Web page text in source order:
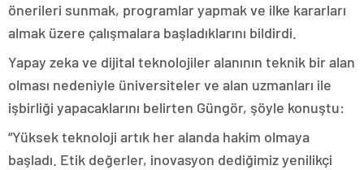
önerileri sunmak, programlar yapmak ve ilke kararları
almak üzere çalışmalara başladıklarını bildirdi.
Yapay zeka ve dijital teknolojiler alanının teknik bir alan
olması nedeniyle üniversiteler ve alan uzmanları ile
işbirliği yapacaklarını belirten Güngör, şöyle konuştu:
“Yüksek teknoloji artık her alanda hakim olmaya
başladı. Etik değerler, inovasyon dediğimiz yenilikçi